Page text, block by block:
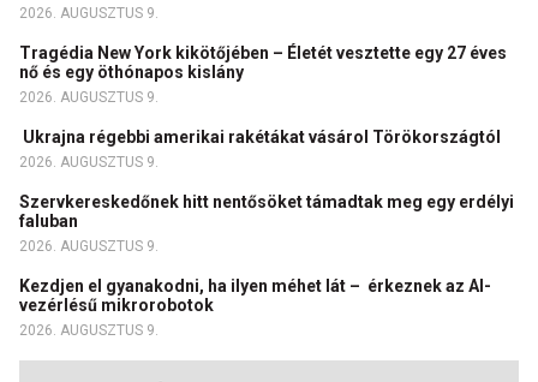
2026. AUGUSZTUS 9.
Tragédia New York kikötőjében – Életét vesztette egy 27 éves
nő és egy öthónapos kislány
2026. AUGUSZTUS 9.
Ukrajna régebbi amerikai rakétákat vásárol Törökországtól
2026. AUGUSZTUS 9.
Szervkereskedőnek hitt nentősöket támadtak meg egy erdélyi
faluban
2026. AUGUSZTUS 9.
Kezdjen el gyanakodni, ha ilyen méhet lát – érkeznek az AI-
vezérlésű mikrorobotok
2026. AUGUSZTUS 9.